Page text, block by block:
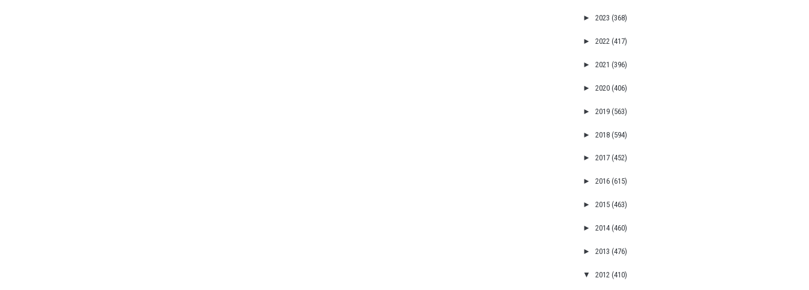
► 2023 (368)
► 2022 (417)
► 2021 (396)
► 2020 (406)
► 2019 (563)
► 2018 (594)
► 2017 (452)
► 2016 (615)
► 2015 (463)
► 2014 (460)
► 2013 (476)
▼ 2012 (410)